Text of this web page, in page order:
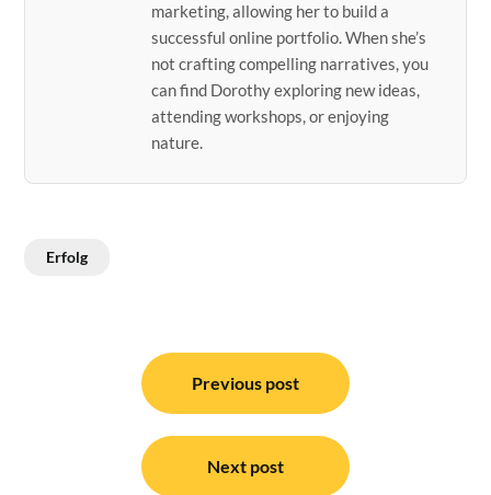
marketing, allowing her to build a
successful online portfolio. When she’s
not crafting compelling narratives, you
can find Dorothy exploring new ideas,
attending workshops, or enjoying
nature.
Erfolg
navigation
Previous post
Next post